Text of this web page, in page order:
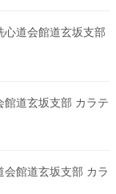
心道会館道玄坂支部
館道玄坂支部 カラテ
会館道玄坂支部 カラ